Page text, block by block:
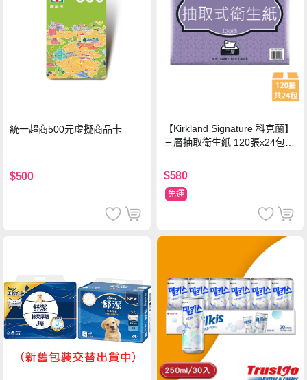
統一超商500元虛擬商品卡
$500
【Kirkland Signature 科克蘭】
三層抽取衛生紙 120張x24包x1
$580
免運